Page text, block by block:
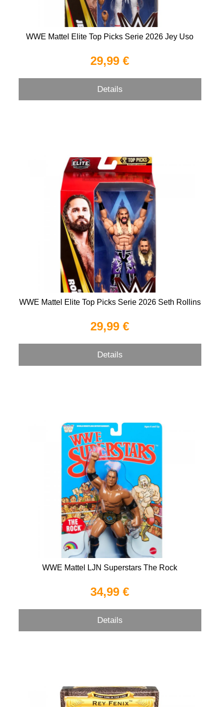
WWE Mattel Elite Top Picks Serie 2026 Jey Uso
29,99 €
Details
WWE Mattel Elite Top Picks Serie 2026 Seth Rollins
29,99 €
Details
WWE Mattel LJN Superstars The Rock
34,99 €
Details